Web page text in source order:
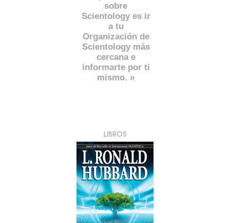
sobre
Scientology es ir
a tu
Organización de
Scientology más
cercana e
informarte por ti
mismo. »
LIBROS